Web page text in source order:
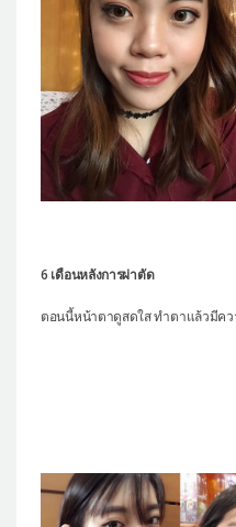
6 เดือนหลังการผ่าตัด
ตอนนี้หน้าตาดูสดใส ทำตาแล้วมีคว